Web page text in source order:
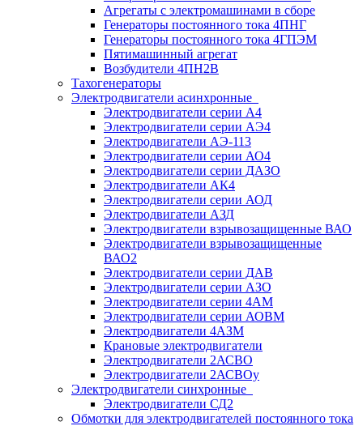
Агрегаты с электромашинами в сборе
Генераторы постоянного тока 4ПНГ
Генераторы постоянного тока 4ГПЭМ
Пятимашинный агрегат
Возбудители 4ПН2В
Тахогенераторы
Электродвигатели асинхронные
Электродвигатели серии А4
Электродвигатели серии АЭ4
Электродвигатели АЭ-113
Электродвигатели серии АО4
Электродвигатели серии ДАЗО
Электродвигатели АК4
Электродвигатели серии АОД
Электродвигатели АЗД
Электродвигатели взрывозащищенные ВАО
Электродвигатели взрывозащищенные
ВАО2
Электродвигатели серии ДАВ
Электродвигатели серии АЗО
Электродвигатели серии 4АМ
Электродвигатели серии АОВМ
Электродвигатели 4АЗМ
Крановые электродвигатели
Электродвигатели 2АСВО
Электродвигатели 2АСВОу
Электродвигатели синхронные
Электродвигатели СД2
Обмотки для электродвигателей постоянного тока